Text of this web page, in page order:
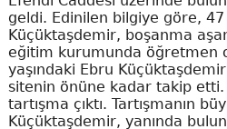
geldi. Edinilen bilgiye göre, 47
Küçüktaşdemir, boşanma
eğitim kurumunda öğretmen
yaşındaki Ebru
sitenin önüne kadar takip etti.
tartışma çıktı. Tartışmanın
Küçüktaşdemir, yanında